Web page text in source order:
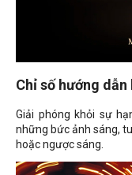
Chỉ số hướng
Giải phóng khỏi sự
những bức ảnh sáng,
hoặc ngược sáng.